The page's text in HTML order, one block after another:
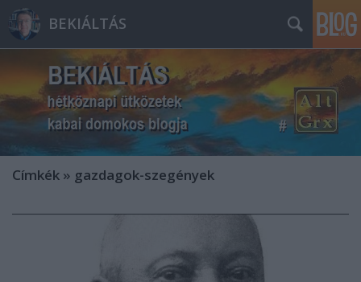
BEKIÁLTÁS
Címkék » gazdagok-szegények